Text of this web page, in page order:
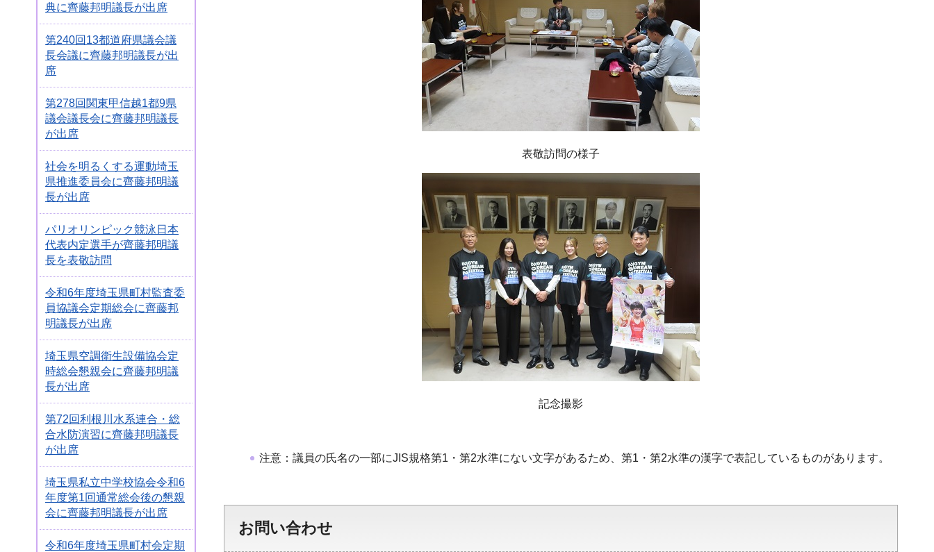
典に齊藤邦明議長が出席
第240回13都道府県議会議
長会議に齊藤邦明議長が出
席
第278回関東甲信越1都9県
議会議長会に齊藤邦明議長
が出席
社会を明るくする運動埼玉
県推進委員会に齊藤邦明議
長が出席
パリオリンピック競泳日本
代表内定選手が齊藤邦明議
長を表敬訪問
令和6年度埼玉県町村監査委
員協議会定期総会に齊藤邦
明議長が出席
埼玉県空調衛生設備協会定
時総会懇親会に齊藤邦明議
長が出席
第72回利根川水系連合・総
合水防演習に齊藤邦明議長
が出席
埼玉県私立中学校協会令和6
年度第1回通常総会後の懇親
会に齊藤邦明議長が出席
令和6年度埼玉県町村会定期
表敬訪問の様子
記念撮影
注意：議員の氏名の一部にJIS規格第1・第2水準にない文字があるため、第1・第2水準の漢字で表記しているものがあります。
お問い合わせ